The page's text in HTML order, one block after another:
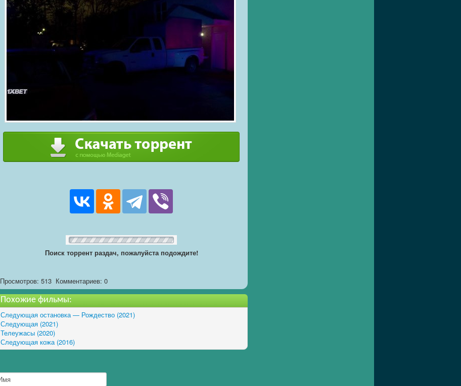
Поиск торрент раздач, пожалуйста подождите!
Просмотров: 513 Комментариев: 0
Похожие фильмы:
Следующая остановка — Рождество (2021)
Следующая (2021)
Телеужасы (2020)
Следующая кожа (2016)